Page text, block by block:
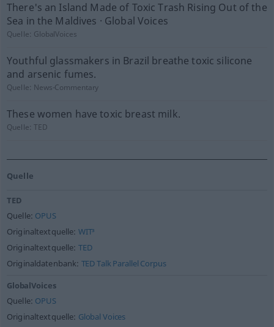
There's an Island Made of Toxic Trash Rising Out of the
Sea in the Maldives · Global Voices
Quelle: GlobalVoices
Youthful glassmakers in Brazil breathe toxic silicone
and arsenic fumes.
Quelle: News-Commentary
These women have toxic breast milk.
Quelle:TED
Quelle
TED
Quelle: OPUS
Originaltextquelle: WIT³
Originaltextquelle: TED
Originaldatenbank: TED Talk Parallel Corpus
GlobalVoices
Quelle: OPUS
Originaltextquelle: Global Voices